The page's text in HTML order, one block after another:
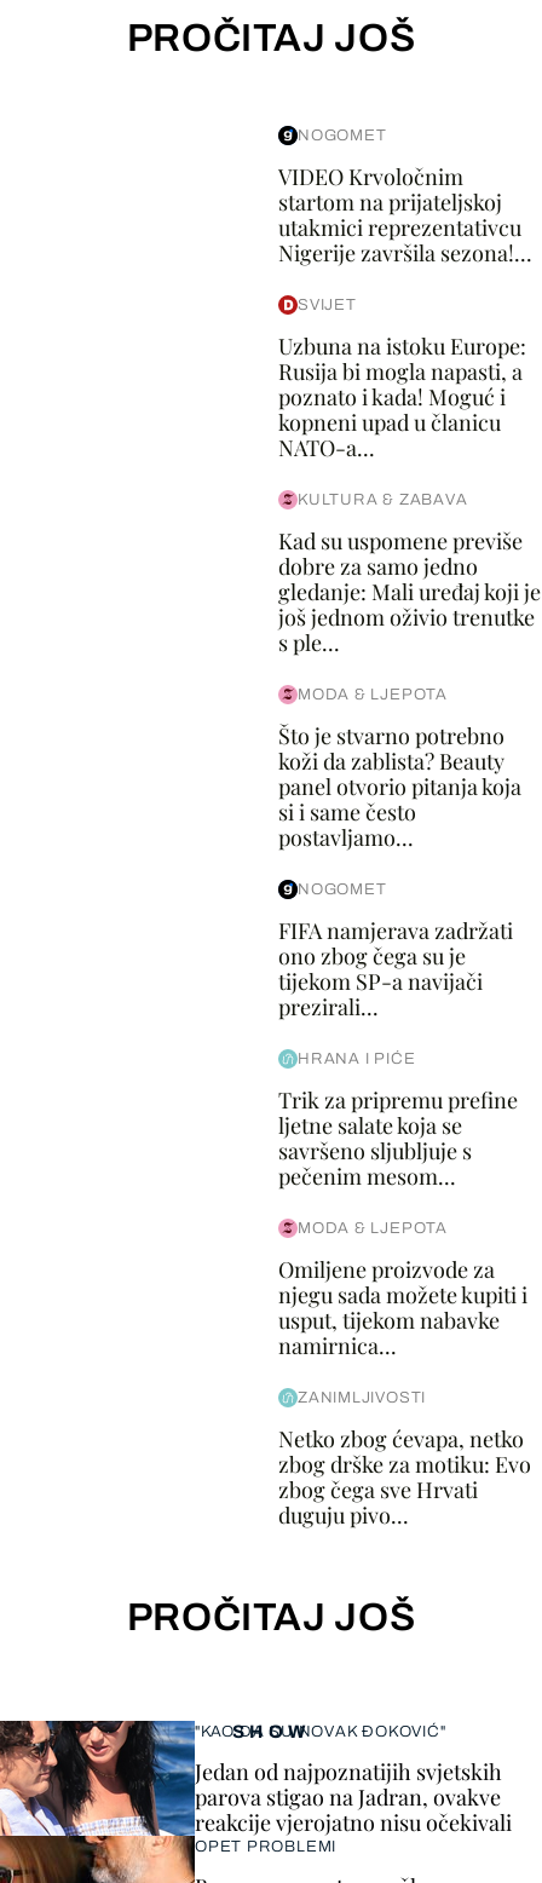
PROČITAJ JOŠ
NOGOMET
VIDEO Krvoločnim
startom na prijateljskoj
utakmici reprezentativcu
Nigerije završila sezona!...
SVIJET
Uzbuna na istoku Europe:
Rusija bi mogla napasti, a
poznato i kada! Moguć i
kopneni upad u članicu
NATO-a...
KULTURA & ZABAVA
Kad su uspomene previše
dobre za samo jedno
gledanje: Mali uređaj koji je
još jednom oživio trenutke
s ple...
MODA & LJEPOTA
Što je stvarno potrebno
koži da zablista? Beauty
panel otvorio pitanja koja
si i same često
postavljamo...
NOGOMET
FIFA namjerava zadržati
ono zbog čega su je
tijekom SP-a navijači
prezirali...
HRANA I PIĆE
Trik za pripremu prefine
ljetne salate koja se
savršeno sljubljuje s
pečenim mesom...
MODA & LJEPOTA
Omiljene proizvode za
njegu sada možete kupiti i
usput, tijekom nabavke
namirnica...
ZANIMLJIVOSTI
Netko zbog ćevapa, netko
zbog drške za motiku: Evo
zbog čega sve Hrvati
duguju pivo...
PROČITAJ JOŠ
SHOW
"KAO DA SU NOVAK ĐOKOVIĆ"
Jedan od najpoznatijih svjetskih
parova stigao na Jadran, ovakve
reakcije vjerojatno nisu očekivali
OPET PROBLEMI